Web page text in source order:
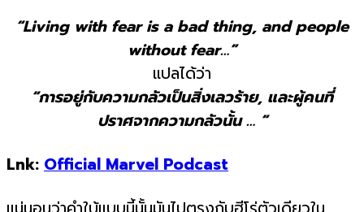
“Living with fear is a bad thing, and people
without fear…”
แปลได้ว่า
“การอยู่กับความกลัวเป็นสิ่งเลวร้าย, และผู้คนที่
ปราศจากความกลัวนั้น … “
Lnk: Official Marvel Podcast